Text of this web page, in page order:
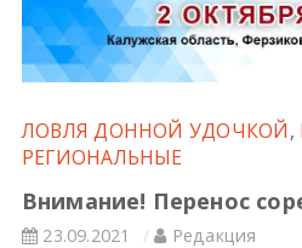
ЛОВЛЯ ДОННОЙ УДОЧКОЙ,
РЕГИОНАЛЬНЫЕ
Внимание! Перенос
23.09.2021 Редакция
Всероссийские правила